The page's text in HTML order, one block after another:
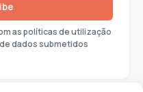
as políticas de utilização
dados submetidos